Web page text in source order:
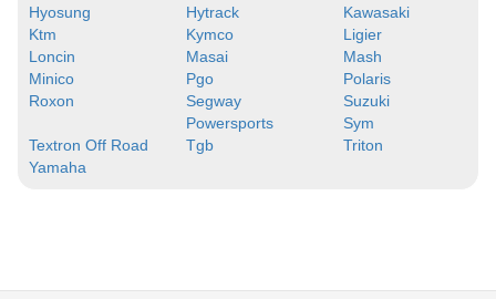
Hyosung
Hytrack
Kawasaki
Ktm
Kymco
Ligier
Loncin
Masai
Mash
Minico
Pgo
Polaris
Roxon
Segway
Powersports
Suzuki
Sym
Textron Off Road
Tgb
Triton
Yamaha